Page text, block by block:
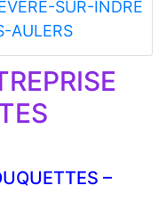
SUR-INDRE
AULERS
–